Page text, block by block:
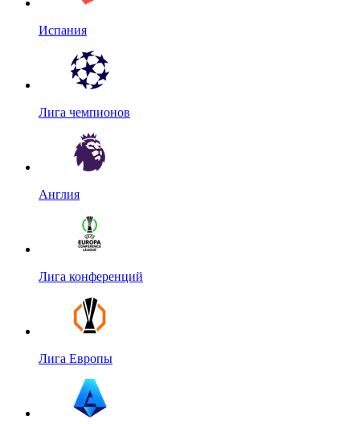
Испания
Лига чемпионов
Англия
Лига конференций
Лига Европы